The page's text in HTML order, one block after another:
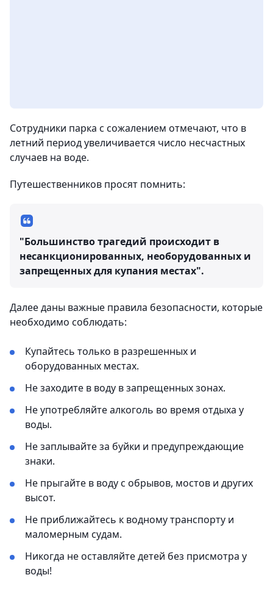
Сотрудники парка с сожалением отмечают, что в
летний период увеличивается число несчастных
случаев на воде.
Путешественников просят помнить:
"Большинство трагедий происходит в
несанкционированных, необорудованных и
запрещенных для купания местах".
Далее даны важные правила безопасности, которые
необходимо соблюдать:
Купайтесь только в разрешенных и
оборудованных местах.
Не заходите в воду в запрещенных зонах.
Не употребляйте алкоголь во время отдыха у
воды.
Не заплывайте за буйки и предупреждающие
знаки.
Не прыгайте в воду с обрывов, мостов и других
высот.
Не приближайтесь к водному транспорту и
маломерным судам.
Никогда не оставляйте детей без присмотра у
воды!